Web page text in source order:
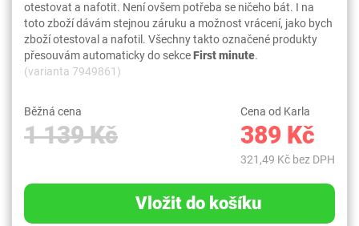
otestovat a nafotit. Není ovšem potřeba se ničeho bát. I na
toto zboží dávám stejnou záruku a možnost vrácení, jako bych
zboží otestoval a nafotil. Všechny takto označené produkty
přesouvám automaticky do sekceFirst minute.
(varianta 7949861)
Běžná cena
1 139 Kč
Cena od Karla
389 Kč
321,49 Kč bez DPH
Vložit do košíku